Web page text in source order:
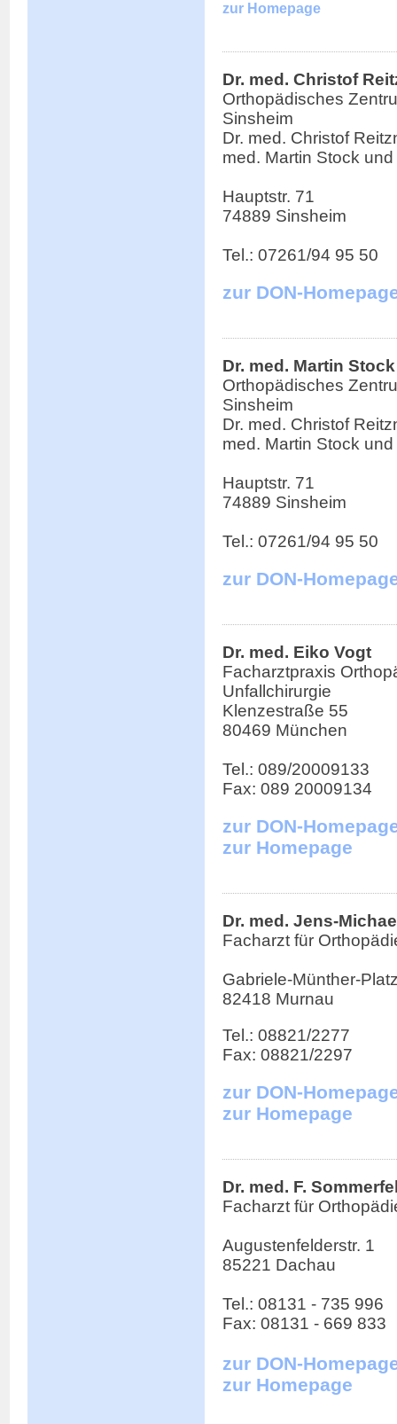
zur Homepage
Dr. med. Christof
Orthopädisches
Sinsheim
Dr. med. Christof
med. Martin Stock
Hauptstr. 71
74889 Sinsheim
Tel.: 07261/94 95 50
zur DON-
Dr. med. Martin Stock
Orthopädisches
Sinsheim
Dr. med. Christof
med. Martin Stock
Hauptstr. 71
74889 Sinsheim
Tel.: 07261/94 95 50
zur DON-
Dr. med. Eiko Vogt
Facharztpraxis
Unfallchirurgie
Klenzestraße 55
80469 München
Tel.: 089/20009133
Fax: 089 20009134
zur DON-
zur Homepage
Dr. med. Jens-
Facharzt für
Gabriele-Münther-
82418 Murnau
Tel.: 08821/2277
Fax: 08821/2297
zur DON-
zur Homepage
Dr. med. F.
Facharzt für
Augustenfelderstr. 1
85221 Dachau
Tel.: 08131 - 735 996
Fax: 08131 - 669 833
zur DON-
zur Homepage